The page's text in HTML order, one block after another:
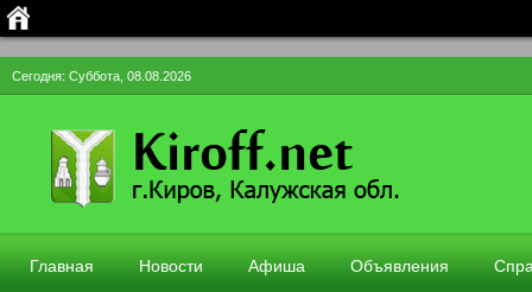
Сегодня: Суббота, 08.08.2026
Главная Новости Афиша Объявления